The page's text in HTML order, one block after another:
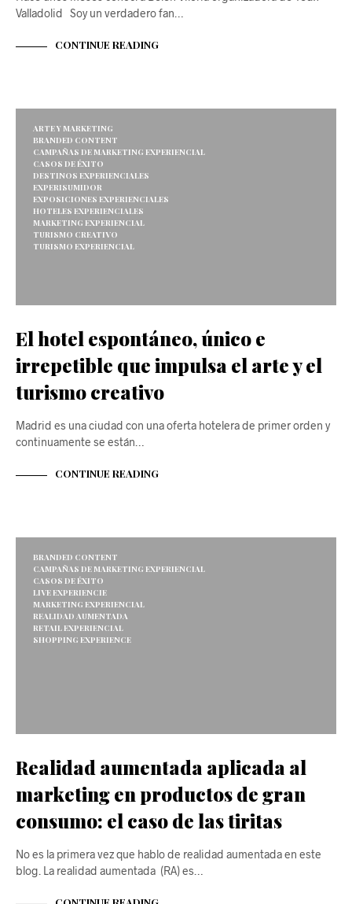
Valladolid Soy un verdadero fan…
CONTINUE READING
ARTE Y MARKETING
BRANDED CONTENT
CAMPAÑAS DE MARKETING EXPERIENCIAL
CASOS DE ÉXITO
DESTINOS EXPERIENCIALES
EXPERISUMIDOR
EXPOSICIONES EXPERIENCIALES
HOTELES EXPERIENCIALES
MARKETING EXPERIENCIAL
TURISMO CREATIVO
TURISMO EXPERIENCIAL
El hotel espontáneo, único e
irrepetible que impulsa el arte y el
turismo creativo
Madrid es una ciudad con una oferta hotelera de primer orden y
continuamente se están…
CONTINUE READING
BRANDED CONTENT
CAMPAÑAS DE MARKETING EXPERIENCIAL
CASOS DE ÉXITO
LIVE EXPERIENCIE
MARKETING EXPERIENCIAL
REALIDAD AUMENTADA
RETAIL EXPERIENCIAL
SHOPPING EXPERIENCE
Realidad aumentada aplicada al
marketing en productos de gran
consumo: el caso de las tiritas
No es la primera vez que hablo de realidad aumentada en este
blog. La realidad aumentada (RA) es…